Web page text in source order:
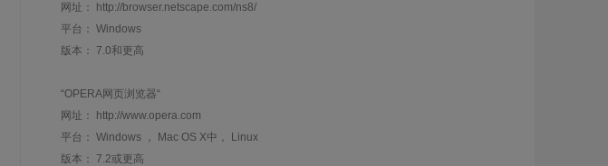
网址： http://browser.netscape.com/ns8/
平台： Windows
版本： 7.0和更高
“OPERA网页浏览器“
网址： http://www.opera.com
平台： Windows ， Mac OS X中， Linux
版本： 7.2或更高